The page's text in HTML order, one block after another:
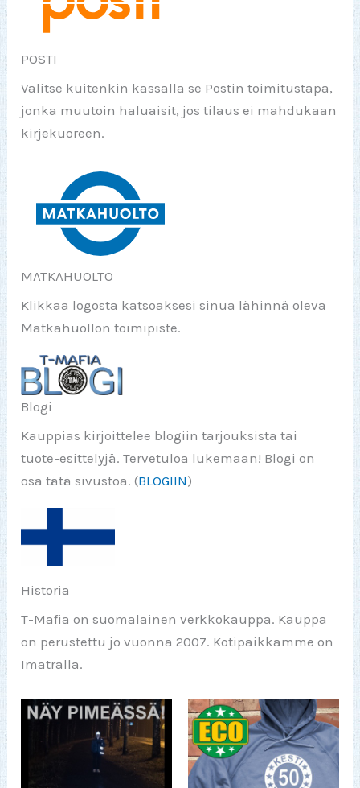
POSTI
Valitse kuitenkin kassalla se Postin toimitustapa,
jonka muutoin haluaisit, jos tilaus ei mahdukaan
kirjekuoreen.
MATKAHUOLTO
Klikkaa logosta katsoaksesi sinua lähinnä oleva
Matkahuollon toimipiste.
Blogi
Kauppias kirjoittelee blogiin tarjouksista tai
tuote-esittelyjä. Tervetuloa lukemaan! Blogi on
osa tätä sivustoa. (BLOGIIN)
Historia
T-Mafia on suomalainen verkkokauppa. Kauppa
on perustettu jo vuonna 2007. Kotipaikkamme on
Imatralla.